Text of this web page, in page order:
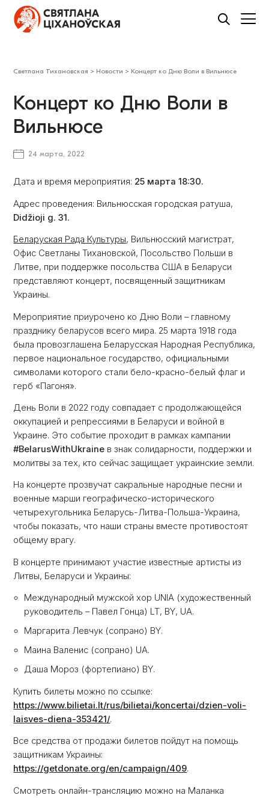
Светлана Тихановская > Новости > Концерт ко Дню Воли в Вильнюсе
Концерт ко Дню Воли в
Вильнюсе
24 марта, 2022
Дата и время мероприятия: 25 марта 18:30.
Адрес проведения: Вильнюсская городская ратуша,
Didžioji g. 31.
Беларуская Рада Культуры, Вильнюсский магистрат,
Офис Светланы Тихановской, Посольство Польши в
Литве, при поддержке посольства США в Беларуси
представляют концерт, посвященный защитникам
Украины.
Мероприятие приурочено ко Дню Воли – главному
празднику беларусов всего мира. 25 марта 1918 года
была провозглашена Беларусская Народная Республика,
первое национальное государство, официальными
символами которого стали бело-красно-белый флаг и
герб «Пагоня».
День Воли в 2022 году совпадает с продолжающейся
оккупацией и репрессиями в Беларуси и войной в
Украине. Это событие проходит в рамках кампании
#BelarusWithUkraine в знак солидарности, поддержки и
молитвы за тех, кто сейчас защищает украинские земли.
На концерте прозвучат сакральные народные песни и
военные марши географическо-исторического
четырехугольника Беларусь-Литва-Польша-Украина,
чтобы показать, что наши страны вместе противостоят
общему врагу.
В концерте принимают участие известные артисты из
Литвы, Беларуси и Украины:
Международный мужской хор UNIA (художественный
руководитель – Павел Гонца) LT, BY, UA.
Маргарита Левчук (сопрано) BY.
Маина Валенис (сопрано) UA.
Даша Мороз (фортепиано) BY.
Купить билеты можно по ссылке:
https://www.bilietai.lt/rus/bilietai/koncertai/dzien-voli-
laisves-diena-353421/.
Все средства от продажи билетов пойдут на помощь
защитникам Украины:
https://getdonate.org/en/campaign/409.
Смотреть онлайн-трансляцию можно на Маланка